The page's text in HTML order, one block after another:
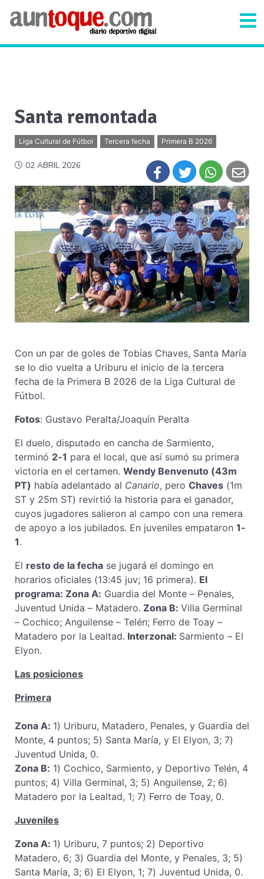
Santa remontada
Liga Cultural de Fútbol Tercera fecha Primera B 2026
02 ABRIL 2026
Con un par de goles de Tobías Chaves, Santa María
se lo dio vuelta a Uriburu el inicio de la tercera
fecha de la Primera B 2026 de la Liga Cultural de
Fútbol.
Fotos: Gustavo Peralta/Joaquín Peralta
El duelo, disputado en cancha de Sarmiento,
terminó 2-1 para el local, que así sumó su primera
victoria en el certamen. Wendy Benvenuto (43m
PT) había adelantado al Canario, pero Chaves (1m
ST y 25m ST) revirtió la historia para el ganador,
cuyos jugadores salieron al campo con una remera
de apoyo a los jubilados. En juveniles empataron 1-
1.
El resto de la fecha se jugará el domingo en
horarios oficiales (13:45 juv; 16 primera). El
programa: Zona A: Guardia del Monte – Penales,
Juventud Unida – Matadero. Zona B: Villa Germinal
– Cochico; Anguilense – Telén; Ferro de Toay –
Matadero por la Lealtad. Interzonal: Sarmiento – El
Elyon.
Las posiciones
Primera
Zona A: 1) Uriburu, Matadero, Penales, y Guardia del
Monte, 4 puntos; 5) Santa María, y El Elyon, 3; 7)
Juventud Unida, 0.
Zona B: 1) Cochico, Sarmiento, y Deportivo Telén, 4
puntos; 4) Villa Germinal, 3; 5) Anguilense, 2; 6)
Matadero por la Lealtad, 1; 7) Ferro de Toay, 0.
Juveniles
Zona A: 1) Uriburu, 7 puntos; 2) Deportivo
Matadero, 6; 3) Guardia del Monte, y Penales, 3; 5)
Santa María, 3; 6) El Elyon, 1; 7) Juventud Unida, 0.